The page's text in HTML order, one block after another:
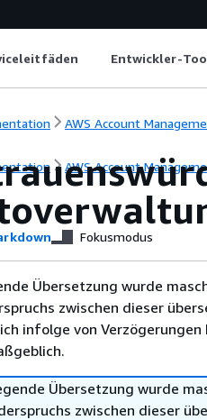
Entwickler-
AWS Account
AWS Account
Fokusmodus
Übersetzung wurde
zwischen dieser
infolge von
Übersetzung wurde
zwischen dieser